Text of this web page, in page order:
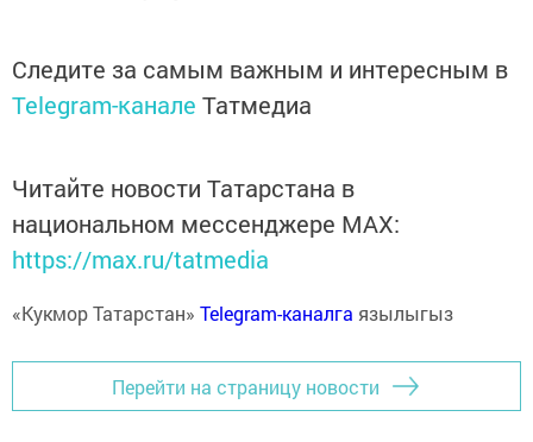
Следите за самым важным и интересным в
Telegram-канале Татмедиа
Читайте новости Татарстана в
национальном мессенджере MАХ:
https://max.ru/tatmedia
«Кукмор Татарстан» Telegram-каналга язылыгыз
Перейти на страницу новости